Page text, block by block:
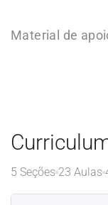
Material de
5 Seções 23 Aulas